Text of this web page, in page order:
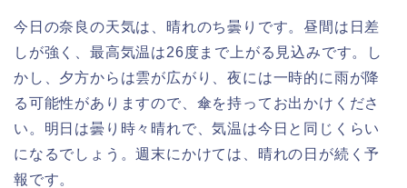
今日の奈良の天気は、晴れのち曇りです。昼間は日差
しが強く、最高気温は26度まで上がる見込みです。し
かし、夕方からは雲が広がり、夜には一時的に雨が降
る可能性がありますので、傘を持ってお出かけくださ
い。明日は曇り時々晴れで、気温は今日と同じくらい
になるでしょう。週末にかけては、晴れの日が続く予
報です。